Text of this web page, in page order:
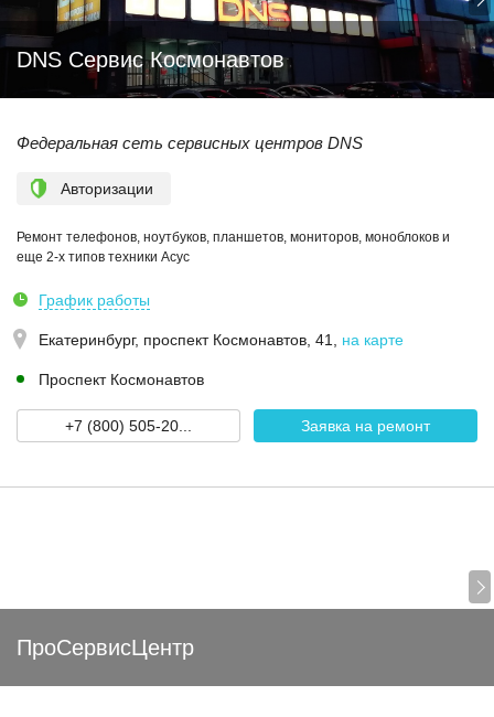
DNS Сервис Космонавтов
Федеральная сеть сервисных центров DNS
Авторизации
Ремонт телефонов, ноутбуков, планшетов, мониторов, моноблоков и
еще 2-х типов техники Асус
График работы
Екатеринбург, проспект Космонавтов, 41 на карте
Проспект Космонавтов
+7 (800) 505-20... Заявка на ремонт
ПроСервисЦентр